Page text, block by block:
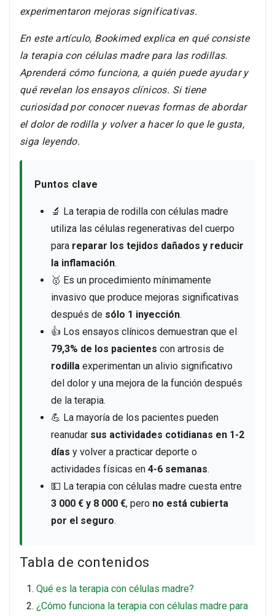
experimentaron mejoras significativas.
En este artículo, Bookimed explica en qué consiste
la terapia con células madre para las rodillas.
Aprenderá cómo funciona, a quién puede ayudar y
qué revelan los ensayos clínicos. Si tiene
curiosidad por conocer nuevas formas de abordar
el dolor de rodilla y volver a hacer lo que le gusta,
siga leyendo.
Puntos clave
🔬 La terapia de rodilla con células madre
utiliza las células regenerativas del cuerpo
para reparar los tejidos dañados y reducir
la inflamación.
🥇 Es un procedimiento mínimamente
invasivo que produce mejoras significativas
después de sólo 1 inyección.
👍 Los ensayos clínicos demuestran que el
79,3% de los pacientes con artrosis de
rodilla experimentan un alivio significativo
del dolor y una mejora de la función después
de la terapia.
💪 La mayoría de los pacientes pueden
reanudar sus actividades cotidianas en 1-2
días y volver a practicar deporte o
actividades físicas en 4-6 semanas.
💵 La terapia con células madre cuesta entre
3 000 € y 8 000 €, pero no está cubierta
por el seguro.
Tabla de contenidos
Qué es la terapia con células madre?
¿Cómo funciona la terapia con células madre para